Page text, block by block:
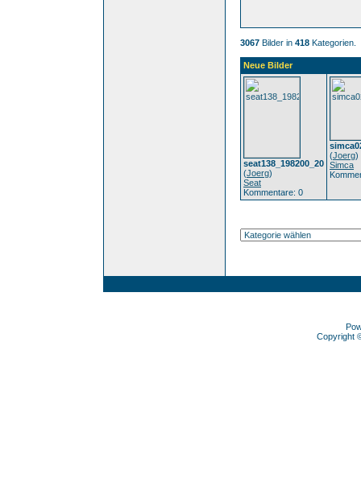
3067 Bilder in 418 Kategorien.
Neue Bilder
seat138_198200_20
(Joerg)
Seat
Kommentare: 0
(Joerg)
Simca
Copyright